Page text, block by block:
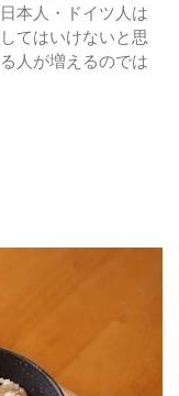
本人・ドイツ人は
てはいけないと思
人が増えるのでは